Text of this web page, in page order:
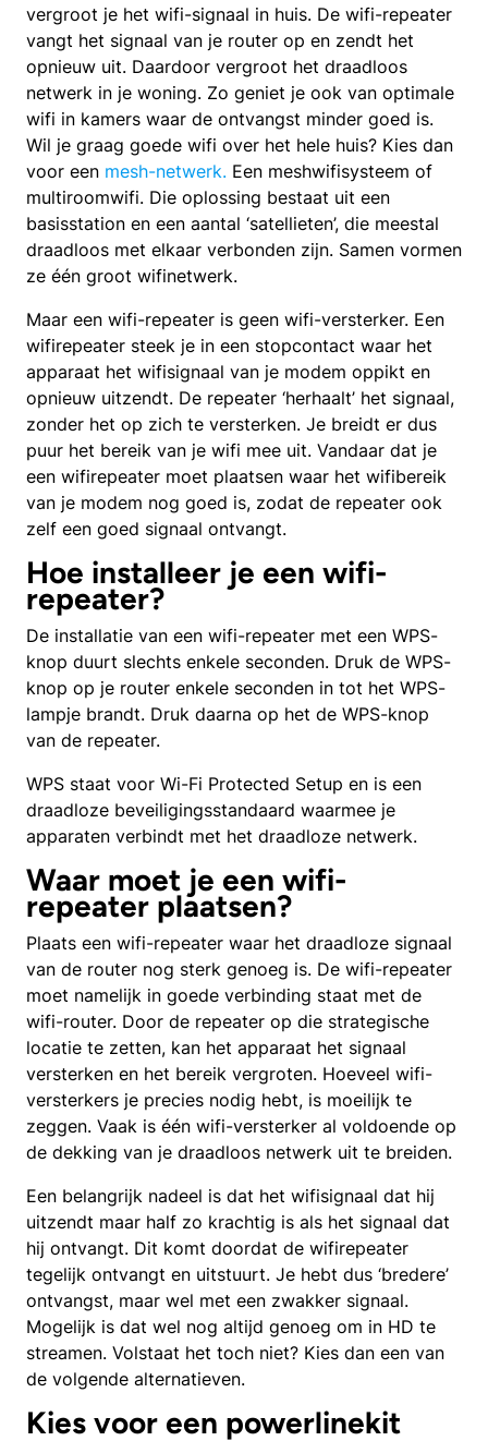
vergroot je het wifi-signaal in huis. De wifi-repeater
vangt het signaal van je router op en zendt het
opnieuw uit. Daardoor vergroot het draadloos
netwerk in je woning. Zo geniet je ook van optimale
wifi in kamers waar de ontvangst minder goed is.
Wil je graag goede wifi over het hele huis? Kies dan
voor een mesh-netwerk. Een meshwifisysteem of
multiroomwifi. Die oplossing bestaat uit een
basisstation en een aantal ‘satellieten’, die meestal
draadloos met elkaar verbonden zijn. Samen vormen
ze één groot wifinetwerk.
Maar een wifi-repeater is geen wifi-versterker. Een
wifirepeater steek je in een stopcontact waar het
apparaat het wifisignaal van je modem oppikt en
opnieuw uitzendt. De repeater ‘herhaalt’ het signaal,
zonder het op zich te versterken. Je breidt er dus
puur het bereik van je wifi mee uit. Vandaar dat je
een wifirepeater moet plaatsen waar het wifibereik
van je modem nog goed is, zodat de repeater ook
zelf een goed signaal ontvangt.
Hoe installeer je een wifi-
repeater?
De installatie van een wifi-repeater met een WPS-
knop duurt slechts enkele seconden. Druk de WPS-
knop op je router enkele seconden in tot het WPS-
lampje brandt. Druk daarna op het de WPS-knop
van de repeater.
WPS staat voor Wi-Fi Protected Setup en is een
draadloze beveiligingsstandaard waarmee je
apparaten verbindt met het draadloze netwerk.
Waar moet je een wifi-
repeater plaatsen?
Plaats een wifi-repeater waar het draadloze signaal
van de router nog sterk genoeg is. De wifi-repeater
moet namelijk in goede verbinding staat met de
wifi-router. Door de repeater op die strategische
locatie te zetten, kan het apparaat het signaal
versterken en het bereik vergroten. Hoeveel wifi-
versterkers je precies nodig hebt, is moeilijk te
zeggen. Vaak is één wifi-versterker al voldoende op
de dekking van je draadloos netwerk uit te breiden.
Een belangrijk nadeel is dat het wifisignaal dat hij
uitzendt maar half zo krachtig is als het signaal dat
hij ontvangt. Dit komt doordat de wifirepeater
tegelijk ontvangt en uitstuurt. Je hebt dus ‘bredere’
ontvangst, maar wel met een zwakker signaal.
Mogelijk is dat wel nog altijd genoeg om in HD te
streamen. Volstaat het toch niet? Kies dan een van
de volgende alternatieven.
Kies voor een powerlinekit